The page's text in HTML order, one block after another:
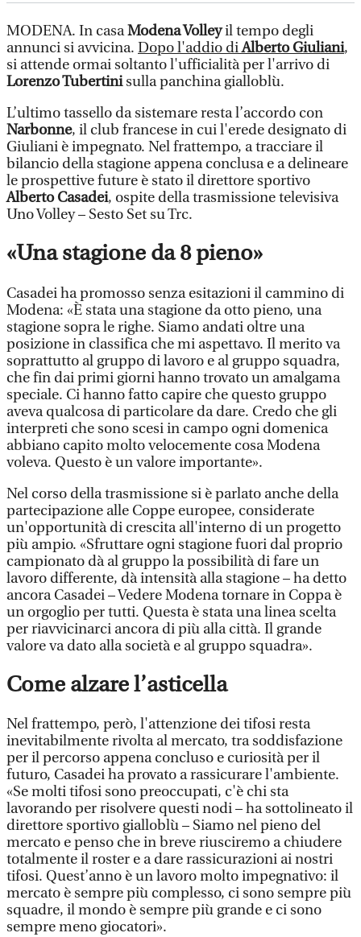
MODENA. In casaModena Volleyil tempo degli
annunci si avvicina. Dopo l'addio diAlberto Giuliani,
si attende ormai soltanto l'ufficialità per l'arrivo di
Lorenzo Tubertinisulla panchina gialloblù.
L’ultimo tassello da sistemare resta l’accordo con
Narbonne, il club francese in cui l'erede designato di
Giuliani è impegnato. Nel frattempo, a tracciare il
bilancio della stagione appena conclusa e a delineare
le prospettive future è stato il direttore sportivo
Alberto Casadei, ospite della trasmissione televisiva
Uno Volley – Sesto Set su Trc.
«Una stagione da 8 pieno»
Casadei ha promosso senza esitazioni il cammino di
Modena: «È stata una stagione da otto pieno, una
stagione sopra le righe. Siamo andati oltre una
posizione in classifica che mi aspettavo. Il merito va
soprattutto al gruppo di lavoro e al gruppo squadra,
che fin dai primi giorni hanno trovato un amalgama
speciale. Ci hanno fatto capire che questo gruppo
aveva qualcosa di particolare da dare. Credo che gli
interpreti che sono scesi in campo ogni domenica
abbiano capito molto velocemente cosa Modena
voleva. Questo è un valore importante».
Nel corso della trasmissione si è parlato anche della
partecipazione alle Coppe europee, considerate
un'opportunità di crescita all'interno di un progetto
più ampio. «Sfruttare ogni stagione fuori dal proprio
campionato dà al gruppo la possibilità di fare un
lavoro differente, dà intensità alla stagione – ha detto
ancora Casadei – Vedere Modena tornare in Coppa è
un orgoglio per tutti. Questa è stata una linea scelta
per riavvicinarci ancora di più alla città. Il grande
valore va dato alla società e al gruppo squadra».
Come alzare l’asticella
Nel frattempo, però, l'attenzione dei tifosi resta
inevitabilmente rivolta al mercato, tra soddisfazione
per il percorso appena concluso e curiosità per il
futuro, Casadei ha provato a rassicurare l'ambiente.
«Se molti tifosi sono preoccupati, c'è chi sta
lavorando per risolvere questi nodi – ha sottolineato il
direttore sportivo gialloblù – Siamo nel pieno del
mercato e penso che in breve riusciremo a chiudere
totalmente il roster e a dare rassicurazioni ai nostri
tifosi. Quest’anno è un lavoro molto impegnativo: il
mercato è sempre più complesso, ci sono sempre più
squadre, il mondo è sempre più grande e ci sono
sempre meno giocatori».